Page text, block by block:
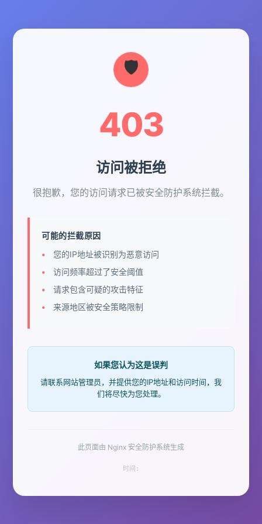
403
访问被拒绝
很抱歉，您的访问请求已被安全防护系统拦截。
可能的拦截原因
您的IP地址被识别为恶意访问
访问频率超过了安全阈值
请求包含可疑的攻击特征
来源地区被安全策略限制
如果您认为这是误判
请联系网站管理员，并提供您的IP地址和访问时间，我
们将尽快为您处理。
此页面由 Nginx 安全防护系统生成
时间: